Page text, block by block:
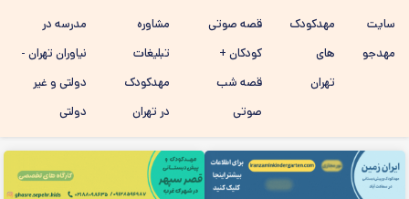
سایت
مهدجو
مهدکودک
های
تهران
قصه صوتی
کودکان +
قصه شب
صوتی
مشاوره
تبلیغات
مهدکودک
در تهران
مدرسه در
نیاوران تهران -
دولتی و غیر
دولتی